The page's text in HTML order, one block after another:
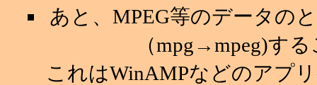
あと、MPEG等のデータの
（mpg→mpeg)す
これはWinAMPなどのアプ